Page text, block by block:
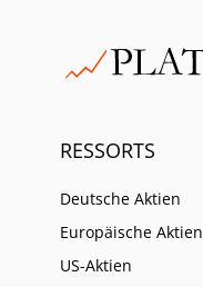
RESSORTS
Deutsche Aktien
Europäische Aktien
US-Aktien